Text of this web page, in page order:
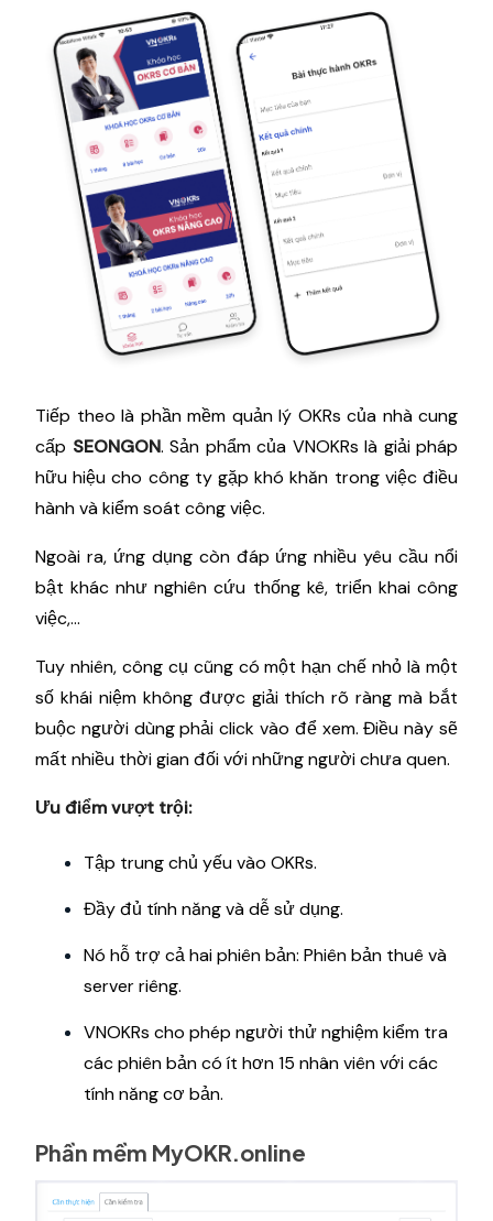
Tiếp theo là phần mềm quản lý OKRs của nhà cung
cấp SEONGON. Sản phẩm của VNOKRs là giải pháp
hữu hiệu cho công ty gặp khó khăn trong việc điều
hành và kiểm soát công việc.
Ngoài ra, ứng dụng còn đáp ứng nhiều yêu cầu nổi
bật khác như nghiên cứu thống kê, triển khai công
việc,...
Tuy nhiên, công cụ cũng có một hạn chế nhỏ là một
số khái niệm không được giải thích rõ ràng mà bắt
buộc người dùng phải click vào để xem. Điều này sẽ
mất nhiều thời gian đối với những người chưa quen.
Ưu điểm vượt trội:
Tập trung chủ yếu vào OKRs.
Đầy đủ tính năng và dễ sử dụng.
Nó hỗ trợ cả hai phiên bản: Phiên bản thuê và
server riêng.
VNOKRs cho phép người thử nghiệm kiểm tra
các phiên bản có ít hơn 15 nhân viên với các
tính năng cơ bản.
Phần mềm MyOKR.online